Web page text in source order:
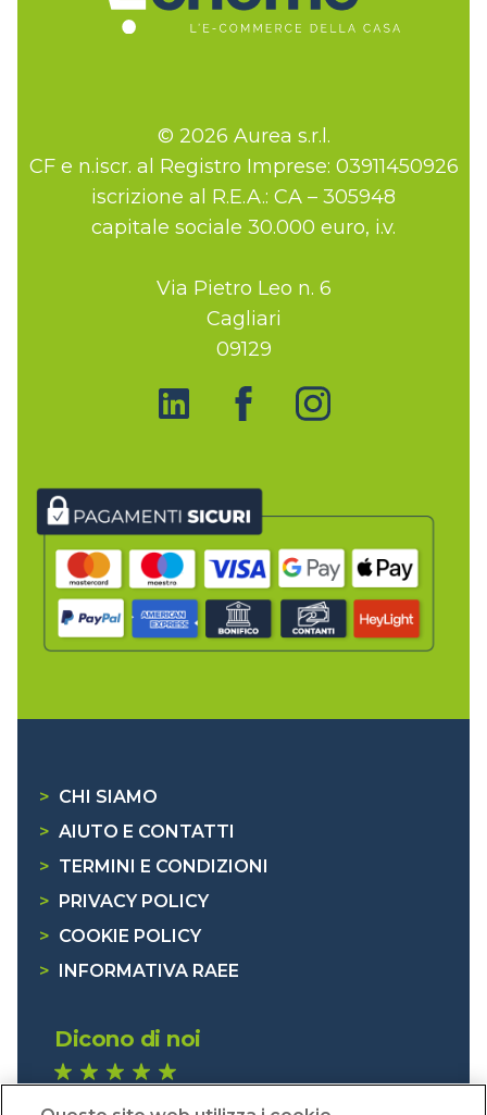
© 2026 Aurea s.r.l.
CF e n.iscr. al Registro Imprese: 03911450926
iscrizione al R.E.A.: CA – 305948
capitale sociale 30.000 euro, i.v.
Via Pietro Leo n. 6
Cagliari
09129
> CHI SIAMO
> AIUTO E CONTATTI
> TERMINI E CONDIZIONI
>
PRIVACY POLICY
> COOKIE POLICY
>
INFORMATIVA RAEE
Dicono di noi